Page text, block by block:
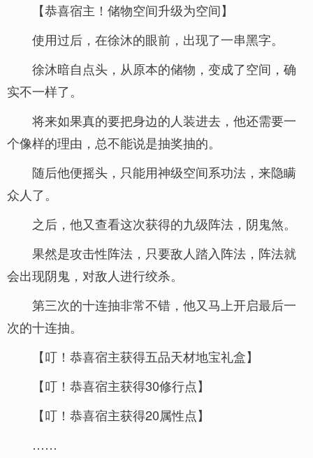
【恭喜宿主！储物空间升级为空间】
使用过后，在徐沐的眼前，出现了一串黑字。
徐沐暗自点头，从原本的储物，变成了空间，确
实不一样了。
将来如果真的要把身边的人装进去，他还需要一
个像样的理由，总不能说是抽奖抽的。
随后他便摇头，只能用神级空间系功法，来隐瞒
众人了。
之后，他又查看这次获得的九级阵法，阴鬼煞。
果然是攻击性阵法，只要敌人踏入阵法，阵法就
会出现阴鬼，对敌人进行绞杀。
第三次的十连抽非常不错，他又马上开启最后一
次的十连抽。
【叮！恭喜宿主获得五品天材地宝礼盒】
【叮！恭喜宿主获得30修行点】
【叮！恭喜宿主获得20属性点】
……